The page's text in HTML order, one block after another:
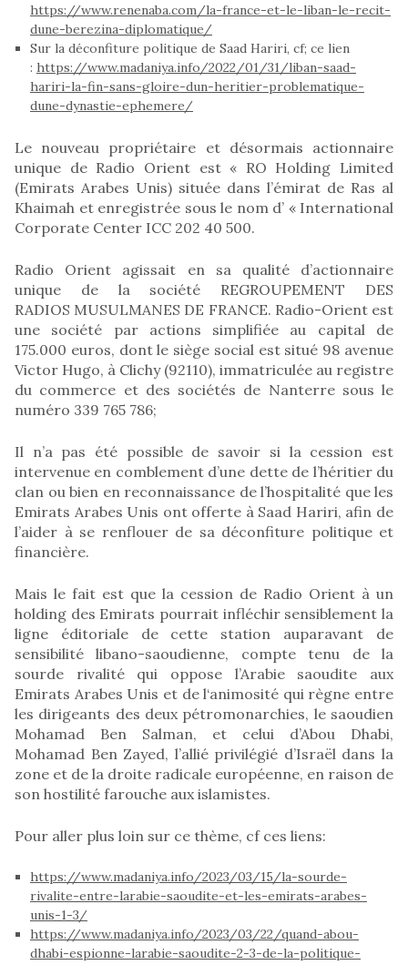
https://www.renenaba.com/la-france-et-le-liban-le-recit-
dune-berezina-diplomatique/
Sur la déconfiture politique de Saad Hariri, cf; ce lien
: https://www.madaniya.info/2022/01/31/liban-saad-
hariri-la-fin-sans-gloire-dun-heritier-problematique-
dune-dynastie-ephemere/
Le nouveau propriétaire et désormais actionnaire
unique de Radio Orient est « RO Holding Limited
(Emirats Arabes Unis) située dans l’émirat de Ras al
Khaimah et enregistrée sous le nom d’ « International
Corporate Center ICC 202 40 500.
Radio Orient agissait en sa qualité d’actionnaire
unique de la société REGROUPEMENT DES
RADIOS MUSULMANES DE FRANCE. Radio-Orient est
une société par actions simplifiée au capital de
175.000 euros, dont le siège social est situé 98 avenue
Victor Hugo, à Clichy (92110), immatriculée au registre
du commerce et des sociétés de Nanterre sous le
numéro 339 765 786;
Il n’a pas été possible de savoir si la cession est
intervenue en comblement d’une dette de l’héritier du
clan ou bien en reconnaissance de l’hospitalité que les
Emirats Arabes Unis ont offerte à Saad Hariri, afin de
l’aider à se renflouer de sa déconfiture politique et
financière.
Mais le fait est que la cession de Radio Orient à un
holding des Emirats pourrait infléchir sensiblement la
ligne éditoriale de cette station auparavant de
sensibilité libano-saoudienne, compte tenu de la
sourde rivalité qui oppose l’Arabie saoudite aux
Emirats Arabes Unis et de l‘animosité qui règne entre
les dirigeants des deux pétromonarchies, le saoudien
Mohamad Ben Salman, et celui d’Abou Dhabi,
Mohamad Ben Zayed, l’allié privilégié d’Israël dans la
zone et de la droite radicale européenne, en raison de
son hostilité farouche aux islamistes.
Pour aller plus loin sur ce thème, cf ces liens:
https://www.madaniya.info/2023/03/15/la-sourde-
rivalite-entre-larabie-saoudite-et-les-emirats-arabes-
unis-1-3/
https://www.madaniya.info/2023/03/22/quand-abou-
dhabi-espionne-larabie-saoudite-2-3-de-la-politique-